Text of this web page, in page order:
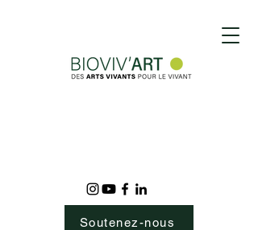
Soutenez-nous